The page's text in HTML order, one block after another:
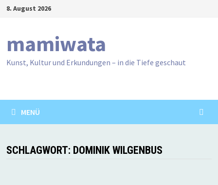
Zum8. August 2026
mamiwata
Kunst, Kultur und Erkundungen – in die Tiefe geschaut
MENÜ
SCHLAGWORT: DOMINIK WILGENBUS